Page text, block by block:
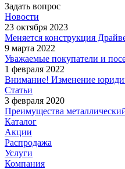
Задать вопрос
Новости
23 октября 2023
Меняется конструкция
9 марта 2022
Уважаемые покупатели и
1 февраля 2022
Внимание! Изменение
Статьи
3 февраля 2020
Преимущества
Каталог
Акции
Распродажа
Услуги
Компания